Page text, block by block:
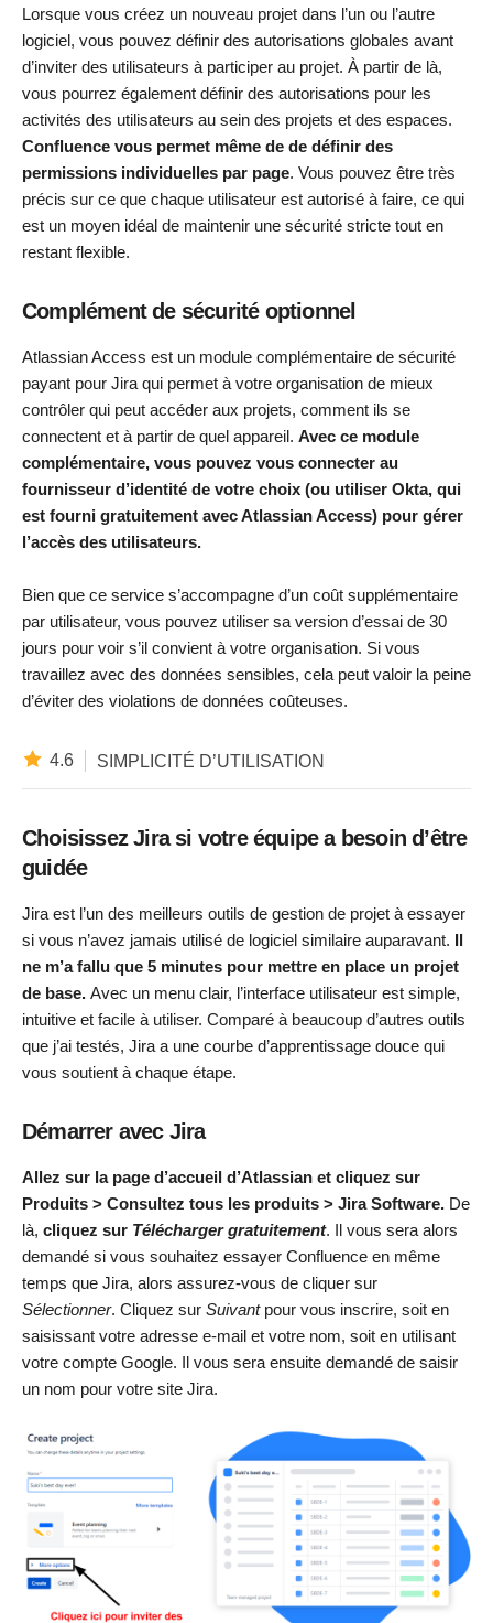
Lorsque vous créez un nouveau projet dans l’un ou l’autre
logiciel, vous pouvez définir des autorisations globales avant
d’inviter des utilisateurs à participer au projet. À partir de là,
vous pourrez également définir des autorisations pour les
activités des utilisateurs au sein des projets et des espaces.
Confluence vous permet même de de définir des
permissions individuelles par page. Vous pouvez être très
précis sur ce que chaque utilisateur est autorisé à faire, ce qui
est un moyen idéal de maintenir une sécurité stricte tout en
restant flexible.
Complément de sécurité optionnel
Atlassian Access est un module complémentaire de sécurité
payant pour Jira qui permet à votre organisation de mieux
contrôler qui peut accéder aux projets, comment ils se
connectent et à partir de quel appareil. Avec ce module
complémentaire, vous pouvez vous connecter au
fournisseur d’identité de votre choix (ou utiliser Okta, qui
est fourni gratuitement avec Atlassian Access) pour gérer
l’accès des utilisateurs.
Bien que ce service s’accompagne d’un coût supplémentaire
par utilisateur, vous pouvez utiliser sa version d’essai de 30
jours pour voir s’il convient à votre organisation. Si vous
travaillez avec des données sensibles, cela peut valoir la peine
d’éviter des violations de données coûteuses.
4.6 SIMPLICITÉ D’UTILISATION
Choisissez Jira si votre équipe a besoin d’être
guidée
Jira est l’un des meilleurs outils de gestion de projet à essayer
si vous n’avez jamais utilisé de logiciel similaire auparavant. Il
ne m’a fallu que 5 minutes pour mettre en place un projet
de base. Avec un menu clair, l’interface utilisateur est simple,
intuitive et facile à utiliser. Comparé à beaucoup d’autres outils
que j’ai testés, Jira a une courbe d’apprentissage douce qui
vous soutient à chaque étape.
Démarrer avec Jira
Allez sur la page d’accueil d’Atlassian et cliquez sur
Produits > Consultez tous les produits > Jira Software. De
là, cliquez sur Télécharger gratuitement. Il vous sera alors
demandé si vous souhaitez essayer Confluence en même
temps que Jira, alors assurez-vous de cliquer sur
Sélectionner. Cliquez sur Suivantpour vous inscrire, soit en
saisissant votre adresse e-mail et votre nom, soit en utilisant
votre compte Google. Il vous sera ensuite demandé de saisir
un nom pour votre site Jira.